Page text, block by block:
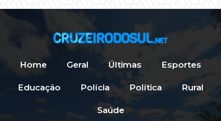
Home Geral Últimas Esportes
Educação Polícia Política Rural
Saúde